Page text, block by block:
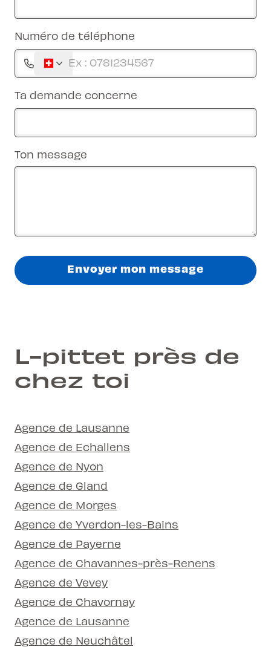
Numéro de téléphone
Ta demande concerne
Ton message
Envoyer mon message
L-pittet près de
chez toi
Agence de Lausanne
Agence de Echallens
Agence de Nyon
Agence de Gland
Agence de Morges
Agence de Yverdon-les-Bains
Agence de Payerne
Agence de Chavannes-près-Renens
Agence de Vevey
Agence de Chavornay
Agence de Lausanne
Agence de Neuchâtel